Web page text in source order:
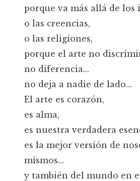
porque va más allá de los
o las creencias,
o las religiones,
porque el arte no
no diferencia...
no deja a nadie de lado...
El arte es corazón,
es alma,
es nuestra verdadera
es la mejor versión de
mismos...
y también del mundo en